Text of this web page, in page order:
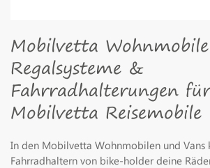
Mobilvetta
Regalsysteme &
Fahrradhalterungen für
Mobilvetta Reisemobile
In den Mobilvetta Wohnmobilen und Vans
Fahrradhaltern von bike-holder deine